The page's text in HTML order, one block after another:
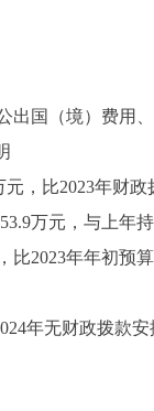
国（境）费用、
，比2023年财政
万元，与上年
2023年年初预
年无财政拨款安